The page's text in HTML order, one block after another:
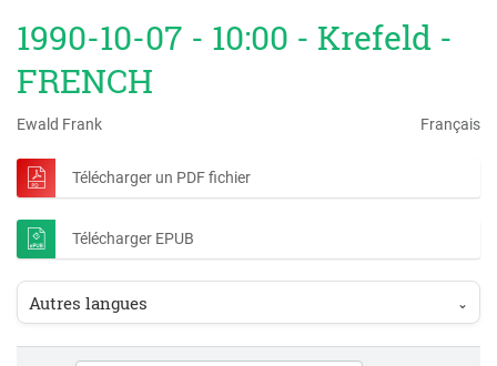
1990-10-07 - 10:00 - Krefeld -
FRENCH
Ewald Frank Français
Télécharger un PDF fichier
Télécharger EPUB
Autres langues ⌄